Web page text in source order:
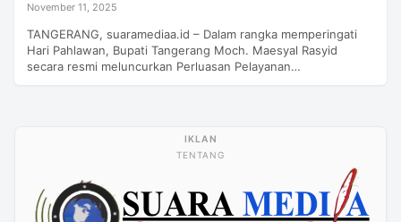
November 11, 2025
TANGERANG, suaramediaa.id – Dalam rangka memperingati
Hari Pahlawan, Bupati Tangerang Moch. Maesyal Rasyid
secara resmi meluncurkan Perluasan Pelayanan…
TENTANG